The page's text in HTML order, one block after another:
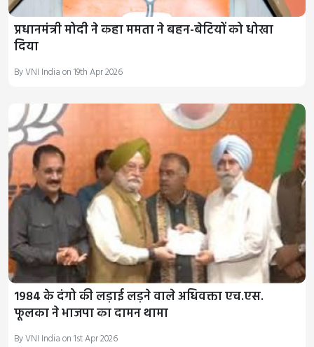
प्रधानमंत्री मोदी ने कहा ममता ने बहन-बेटियों को धोखा
दिया
By VNI India on 19th Apr 2026
1984 के दंगो की लड़ाई लड़ने वाले अधिवक्ता एच.एस.
फूलका ने भाजपा का दामन थामा
By VNI India on 1st Apr 2026